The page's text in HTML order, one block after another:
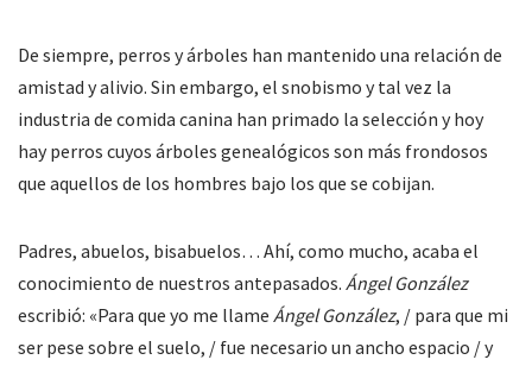
De siempre, perros y árboles han mantenido una relación de
amistad y alivio. Sin embargo, el snobismo y tal vez la
industria de comida canina han primado la selección y hoy
hay perros cuyos árboles genealógicos son más frondosos
que aquellos de los hombres bajo los que se cobijan.
Padres, abuelos, bisabuelos… Ahí, como mucho, acaba el
conocimiento de nuestros antepasados. Ángel González
escribió: «Para que yo me llame Ángel González, / para que mi
ser pese sobre el suelo, / fue necesario un ancho espacio / y